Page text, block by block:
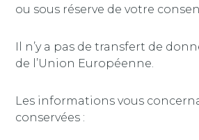
ou sous réserve de votre
Il n’y a pas de transfert de
de l’Union Européenne.
Les informations vous
conservées :